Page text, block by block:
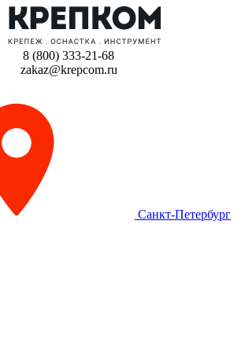
8 (800) 333-21-68
zakaz@krepcom.ru
Санкт-Петербург